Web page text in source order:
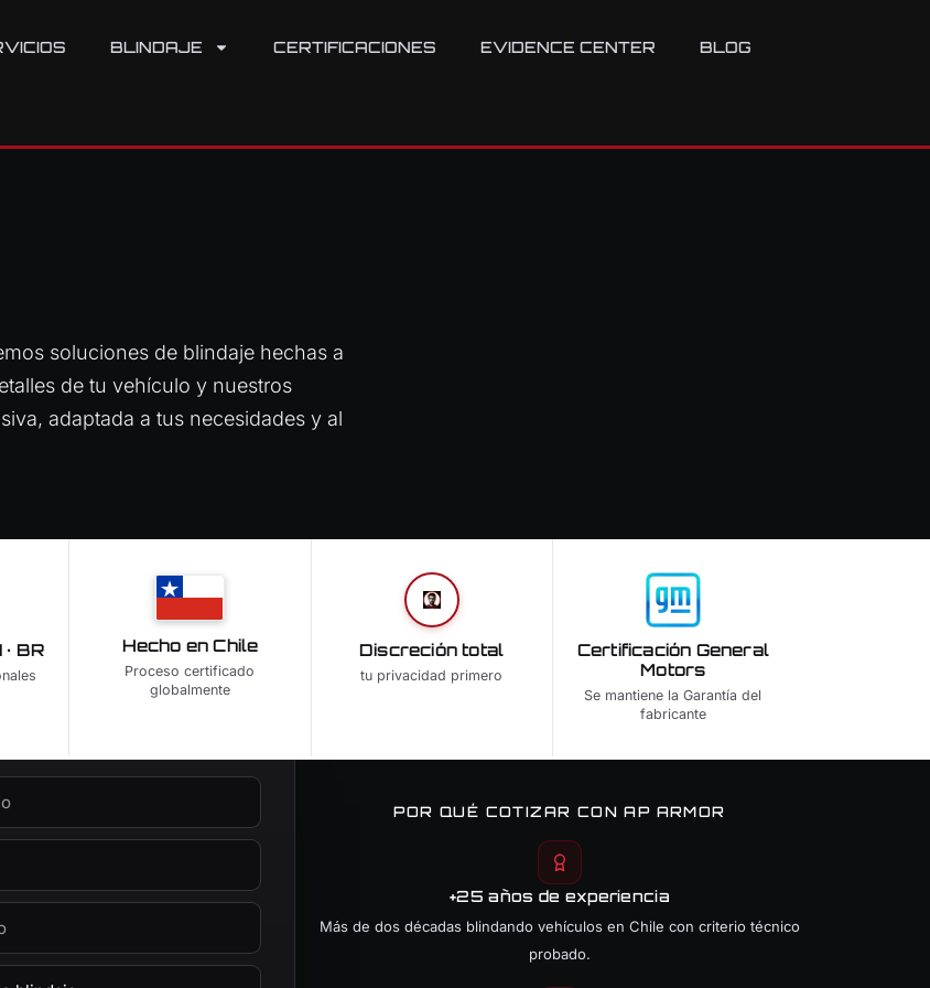
BLINDAJE CERTIFICACIONES EVIDENCE CENTER BLOG
soluciones de blindaje hechas a
de tu vehículo y nuestros
adaptada a tus necesidades y al
BR Hecho en Chile
Proceso certificado
globalmente
Discreción total
tu privacidad primero
Certificación General
Motors
Se mantiene la Garantía del
fabricante
POR QUÉ COTIZAR CON AP ARMOR
+25 años de experiencia
Más de dos décadas blindando vehículos en Chile con criterio técnico
probado.